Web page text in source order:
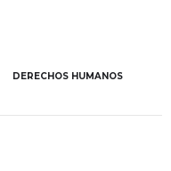
DERECHOS HUMANOS